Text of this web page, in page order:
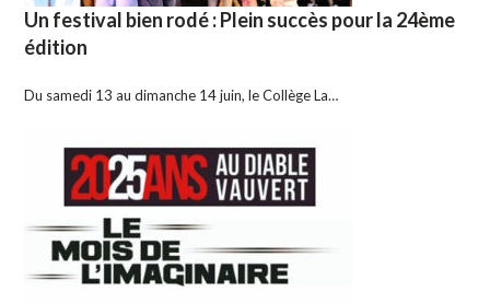
Un festival bien rodé : Plein succès pour la 24ème
édition
Du samedi 13 au dimanche 14 juin, le Collège La…